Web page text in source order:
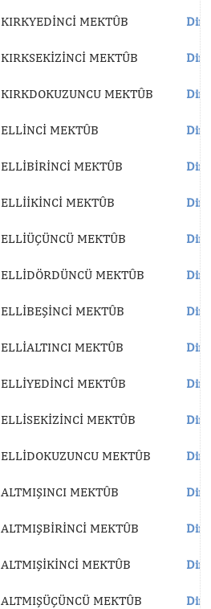
KIRKYEDİNCİ MEKTÛB
KIRKSEKİZİNCİ MEKTÛB
KIRKDOKUZUNCU MEKTÛB
ELLİNCİ MEKTÛB
ELLİBİRİNCİ MEKTÛB
ELLİİKİNCİ MEKTÛB
ELLİÜÇÜNCÜ MEKTÛB
ELLİDÖRDÜNCÜ MEKTÛB
ELLİBEŞİNCİ MEKTÛB
ELLİALTINCI MEKTÛB
ELLİYEDİNCİ MEKTÛB
ELLİSEKİZİNCİ MEKTÛB
ELLİDOKUZUNCU MEKTÛB
ALTMIŞINCI MEKTÛB
ALTMIŞBİRİNCİ MEKTÛB
ALTMIŞİKİNCİ MEKTÛB
ALTMIŞÜÇÜNCÜ MEKTÛB